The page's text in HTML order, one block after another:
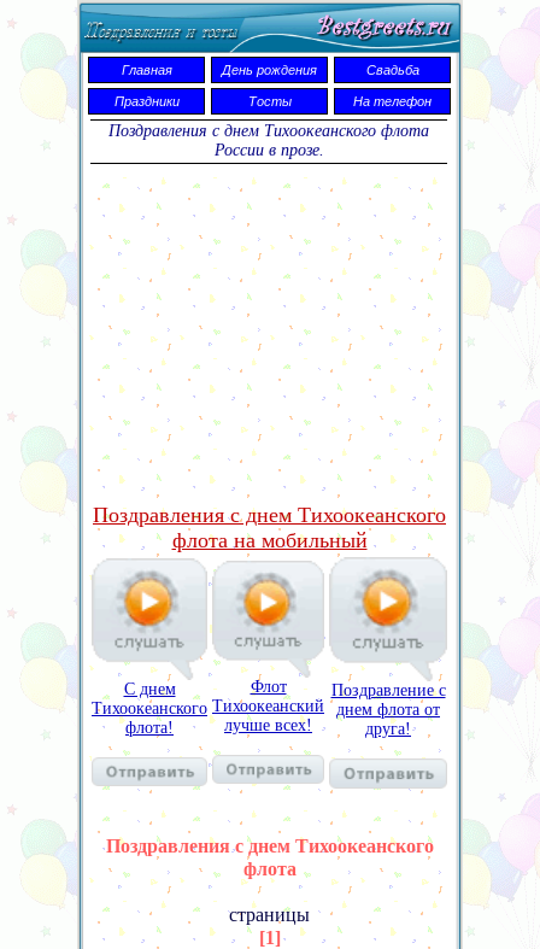
Главная День рождения Свадьба
Праздники Тосты На телефон
Поздравления с днем Тихоокеанского флота
России в прозе.
Поздравления с днем Тихоокеанского
флота на мобильный
С днем
Тихоокеанского
флота!
Флот
Тихоокеанский
лучше всех!
Поздравление с
днем флота от
друга!
Поздравления с днем Тихоокеанского
флота
страницы
[1]